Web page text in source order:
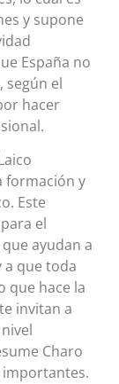
y supone
España no
según el
hacer
formación y
Este
el
ayudan a
a que toda
que hace la
invitan a
Charo
importantes.